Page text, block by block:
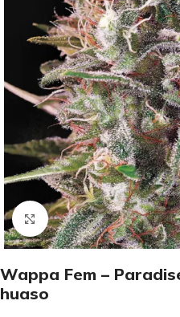
Clic para ampliar
Wappa Fem –
huaso